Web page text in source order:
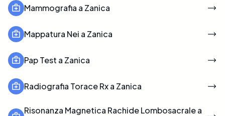
Mammografia a Zanica
Mappatura Nei a Zanica
Pap Test a Zanica
Radiografia Torace Rx a Zanica
Risonanza Magnetica Rachide Lombosacrale a